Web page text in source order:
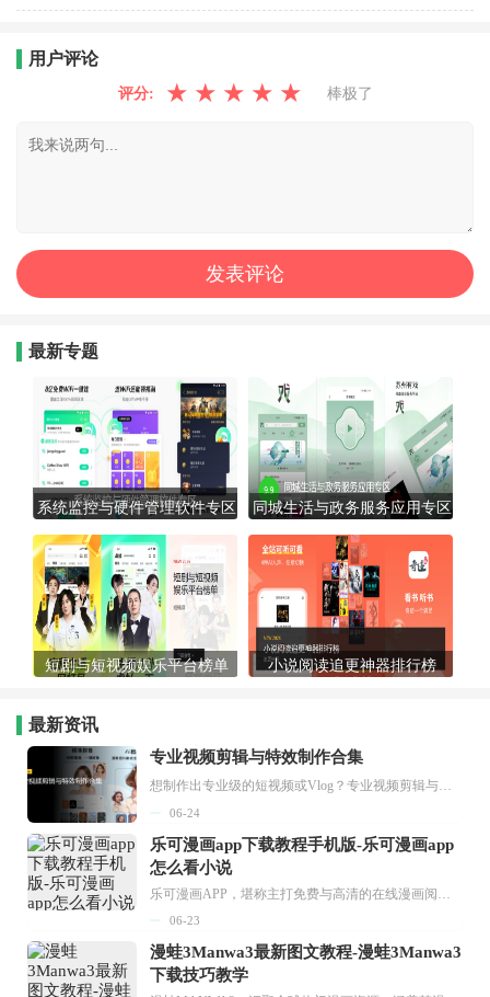
用户评论
评分: ★ ★ ★ ★ ★ 棒极了
最新专题
系统监控与硬件管理软件专区 同城生活与政务服务应用专区
短剧与短视频娱乐平台榜单 小说阅读追更神器排行榜
最新资讯
专业视频剪辑与特效制作合集
06-24
乐可漫画app下载教程手机版-乐可漫画app
怎么看小说
乐可漫画APP，堪称主打免费与高清的在线漫画阅读神器。其官方版提供海量完整版漫画资源，无论是国内漫画，还是日漫、韩漫、台漫、美漫等国外漫画，应有尽有，随时供你阅读。只需轻点一下，便能直接进入阅读界面。不仅如此，乐可漫画最新版本更新速度极快，在这里，你总能抢先看到全网一手漫画章节内容！...
06-23
漫蛙3Manwa3最新图文教程-漫蛙3Manwa3
下载技巧教学